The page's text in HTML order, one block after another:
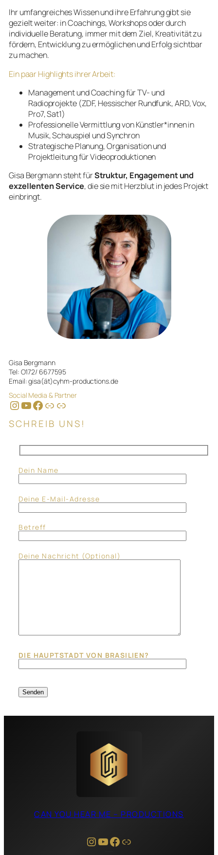
Ihr umfangreiches Wissen und ihre Erfahrung gibt sie
gezielt weiter: in Coachings, Workshops oder durch
individuelle Beratung, immer mit dem Ziel, Kreativität zu
fördern, Entwicklung zu ermöglichen und Erfolg sichtbar
zu machen.
Ein paar Highlights ihrer Arbeit:
Management und Coaching für TV- und
Radioprojekte (ZDF, Hessischer Rundfunk, ARD, Vox,
Pro7, Sat1)
Professionelle Vermittlung von Künstler*innen in
Musik, Schauspiel und Synchron
Strategische Planung, Organisation und
Projektleitung für Videoproduktionen
Gisa Bergmann steht fürStruktur, Engagement und
exzellenten Service, die sie mit Herzblut in jedes Projekt
einbringt.
Gisa Bergmann
Tel: O172/ 6677595
Email: gisa(ät)cyhm-productions.de
Social Media & Partner
Instagram
YouTube
Facebook
Link
Link
SCHREIB UNS!
Dein Name
Deine E-Mail-Adresse
Betreff
Deine Nachricht (optional)
Bitte lasse dieses Feld leer.
DIE HAUPTSTADT VON BRASILIEN?
CAN YOU HEAR ME – PRODUCTIONS
Instagram
YouTube
Facebook
Link